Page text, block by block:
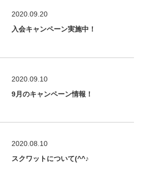
2020.09.20
入会キャンペーン実施中！
2020.09.10
9月のキャンペーン情報！
2020.08.10
スクワットについて(^^♪